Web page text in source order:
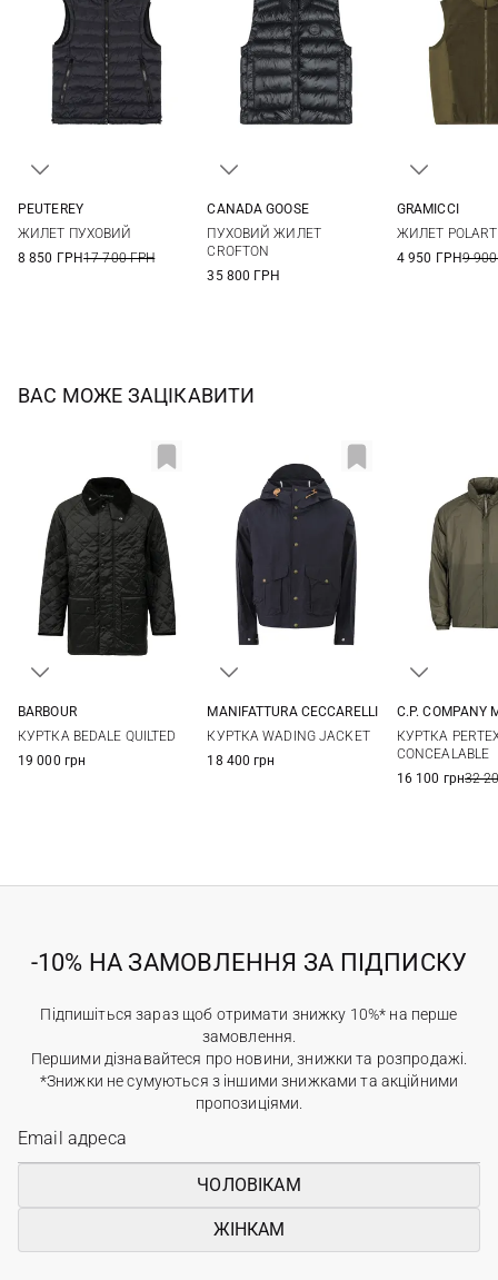
PEUTEREY
ЖИЛЕТ ПУХОВИЙ
8 850 ГРН17 700 ГРН
3XL
CANADA GOOSE
ПУХОВИЙ ЖИЛЕТ
CROFTON
35 800 ГРН
GRAMICCI
ЖИЛЕТ
4 950 ГРН9
ВАС МОЖЕ ЗАЦІКАВИТИ
BARBOUR
КУРТКА BEDALE QUILTED
19 000 грн
MANIFATTURA CECCARELLI
КУРТКА WADING JACKET
18 400 грн
C.P. COMPANY
КУРТКА
CONCEALABLE
16 100 грн32
-10% НА ЗАМОВЛЕННЯ ЗА ПІДПИСКУ
Підпишіться зараз щоб отримати знижку 10%* на перше
замовлення.
Першими дізнавайтеся про новини, знижки та розпродажі.
*Знижки не сумуються з іншими знижками та акційними
пропозиціями.
ЧОЛОВІКАМ
ЖІНКАМ